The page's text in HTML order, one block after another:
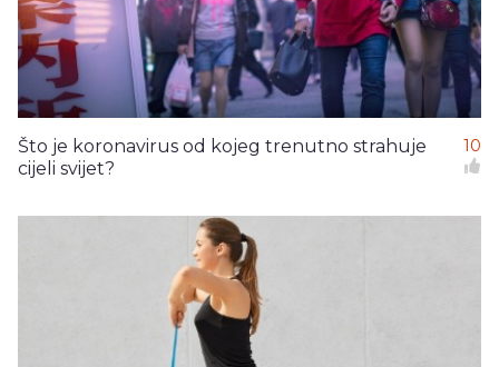
Što je koronavirus od kojeg trenutno strahuje
cijeli svijet?
10